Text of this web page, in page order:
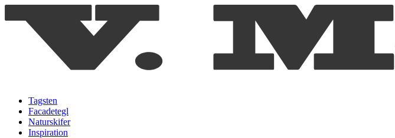
Tagsten
Facadetegl
Naturskifer
Inspiration